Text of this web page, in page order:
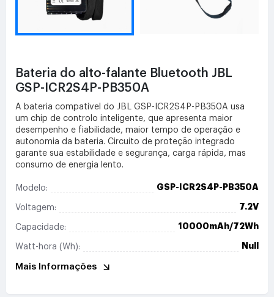
Bateria do alto-falante Bluetooth JBL
GSP-ICR2S4P-PB350A
A bateria compatível do JBL GSP-ICR2S4P-PB350A usa
um chip de controlo inteligente, que apresenta maior
desempenho e fiabilidade, maior tempo de operação e
autonomia da bateria. Circuito de proteção integrado
garante sua estabilidade e segurança, carga rápida, mas
consumo de energia lento.
Modelo: GSP-ICR2S4P-PB350A
Voltagem: 7.2V
Capacidade: 10000mAh/72Wh
Watt-hora (Wh): Null
Mais Informações